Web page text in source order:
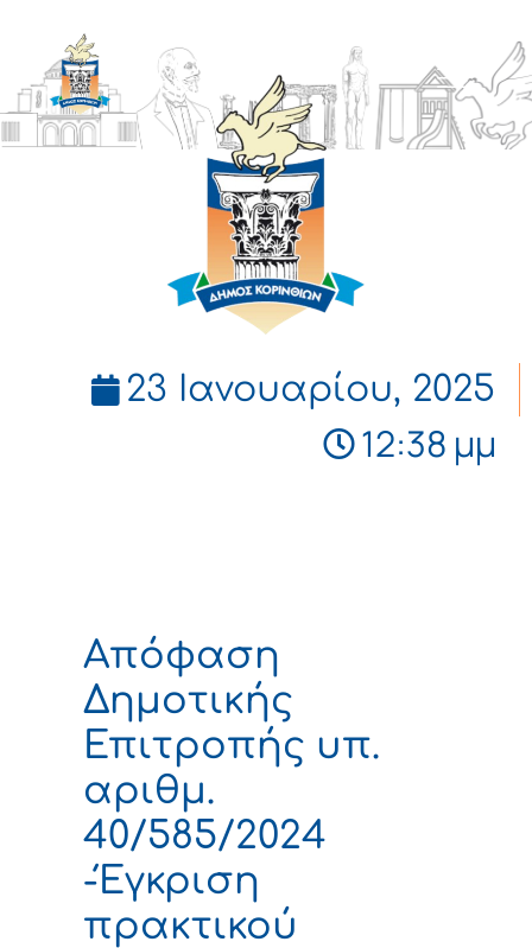
ΔΗΜΟΣ
ΚΟΡΙΝΘΙΩΝ
23 Ιανουαρίου, 2025
12:38 μμ
Απόφαση
Δημοτικής
Επιτροπής υπ.
αριθμ.
40/585/2024
-Έγκριση
πρακτικού